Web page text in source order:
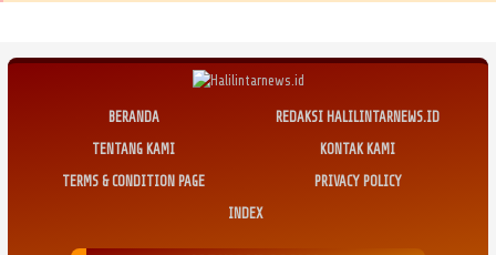
BERANDA
REDAKSI HALILINTARNEWS.ID
TENTANG KAMI
KONTAK KAMI
TERMS & CONDITION PAGE
PRIVACY POLICY
INDEX